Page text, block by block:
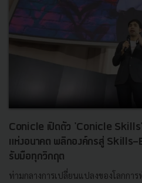
Conicle เปิดตัว 'Conicle
แห่งอนาคต พลิกองค์กรสู่ Skills-
รับมือทุกวิกฤต
ท่ามกลางการเปลี่ยนแปลงของโลกก